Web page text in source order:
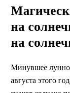
на
на
Минувшее
августа этого